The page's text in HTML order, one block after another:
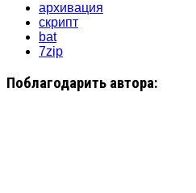
архивация
скрипт
bat
7zip
Поблагодарить автора: